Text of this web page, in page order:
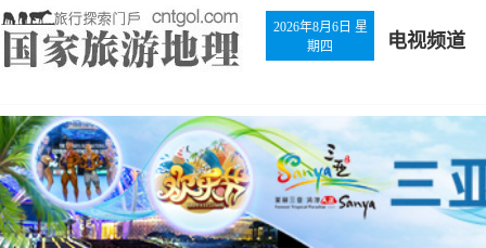
2026年8月6日 星
期四
电视频道